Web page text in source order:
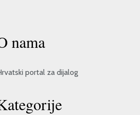
nama
portal za dijalog